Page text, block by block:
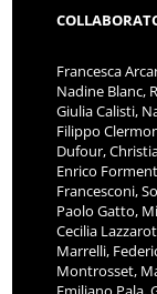
Francesca
Nadine Blanc,
Giulia Calisti,
Filippo
Dufour,
Enrico
Francesconi,
Paolo Gatto,
Cecilia
Marrelli,
Montrosset,